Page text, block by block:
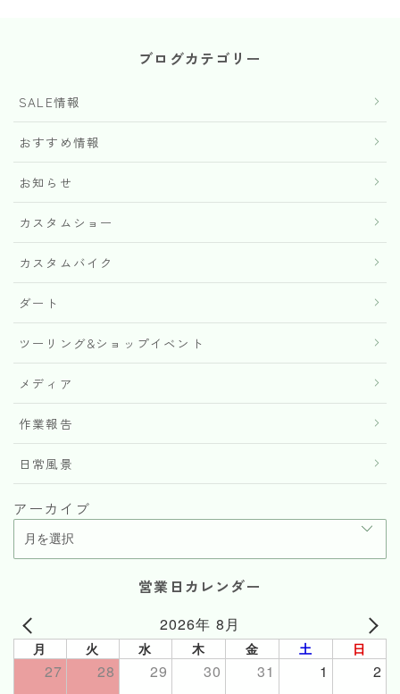
ブログカテゴリー
SALE情報
おすすめ情報
お知らせ
カスタムショー
カスタムバイク
ダート
ツーリング&ショップイベント
メディア
作業報告
日常風景
アーカイブ
営業日カレンダー
2026年 8月
月 火 水 木 金 土 日
27 28 29 30 31 1 2